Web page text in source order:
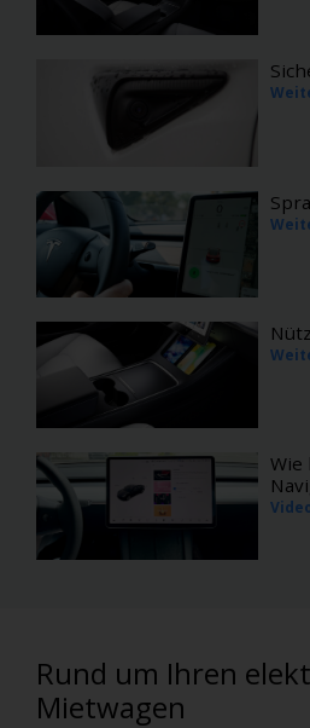
Wie
Rund um Ihren
Mietwagen